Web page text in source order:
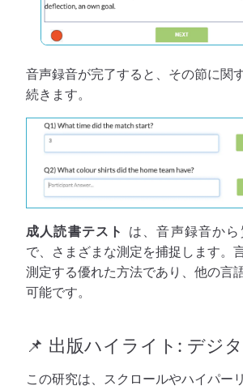
音声録音が完了すると、その節に関
続きます。
成人読書テスト は、音声録音か
で、さまざまな測定を捕捉します。
測定する優れた方法であり、他の言
可能です。
📌 出版ハイライト: デジ
この研究は、スクロールやハイパー